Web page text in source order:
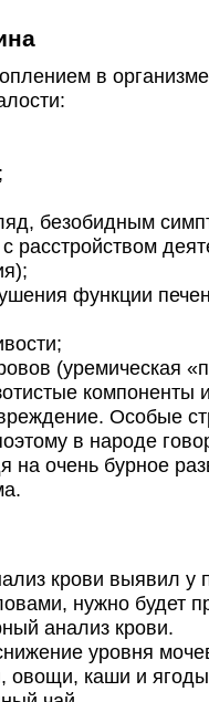
в
безобидным
расстройством
функции
(уремическая
компоненты
Особые
в народе
на очень бурное
крови выявил у
нужно будет
анализ крови.
уровня
овощи, каши и